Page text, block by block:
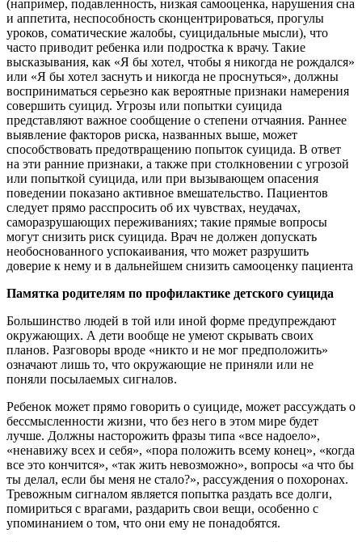
(например, подавленность, низкая самооценка, нарушения сна
и аппетита, неспособность сконцентрироваться, прогулы
уроков, соматические жалобы, суицидальные мысли), что
часто приводит ребенка или подростка к врачу. Такие
высказывания, как «Я бы хотел, чтобы я никогда не рождался»
или «Я бы хотел заснуть и никогда не проснуться», должны
восприниматься серьезно как вероятные признаки намерения
совершить суицид. Угрозы или попытки суицида
представляют важное сообщение о степени отчаяния. Раннее
выявление факторов риска, названных выше, может
способствовать предотвращению попыток суицида. В ответ
на эти ранние признаки, а также при столкновении с угрозой
или попыткой суицида, или при вызывающем опасения
поведении показано активное вмешательство. Пациентов
следует прямо расспросить об их чувствах, неудачах,
саморазрушающих переживаниях; такие прямые вопросы
могут снизить риск суицида. Врач не должен допускать
необоснованного успокаивания, что может разрушить
доверие к нему и в дальнейшем снизить самооценку пациента
Памятка родителям по профилактике детского суицида
Большинство людей в той или иной форме предупреждают
окружающих. А дети вообще не умеют скрывать своих
планов. Разговоры вроде «никто и не мог предположить»
означают лишь то, что окружающие не приняли или не
поняли посылаемых сигналов.
Ребенок может прямо говорить о суициде, может рассуждать о
бессмысленности жизни, что без него в этом мире будет
лучше. Должны насторожить фразы типа «все надоело»,
«ненавижу всех и себя», «пора положить всему конец», «когда
все это кончится», «так жить невозможно», вопросы «а что бы
ты делал, если бы меня не стало?», рассуждения о похоронах.
Тревожным сигналом является попытка раздать все долги,
помириться с врагами, раздарить свои вещи, особенно с
упоминанием о том, что они ему не понадобятся.